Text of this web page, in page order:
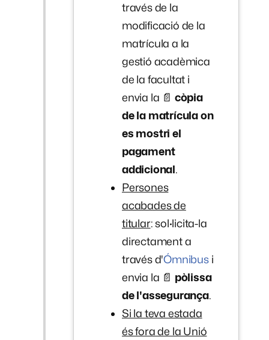
través de la
modificació de la
matrícula a la
gestió acadèmica
de la facultat i
envia la 📄 còpia
de la matrícula on
es mostri el
pagament
addicional.
Persones
acabades de
titular: sol·licita-la
directament a
través d'Ómnibusi
envia la 📄 pòlissa
de l'assegurança.
Si la teva estada
és fora de la Unió